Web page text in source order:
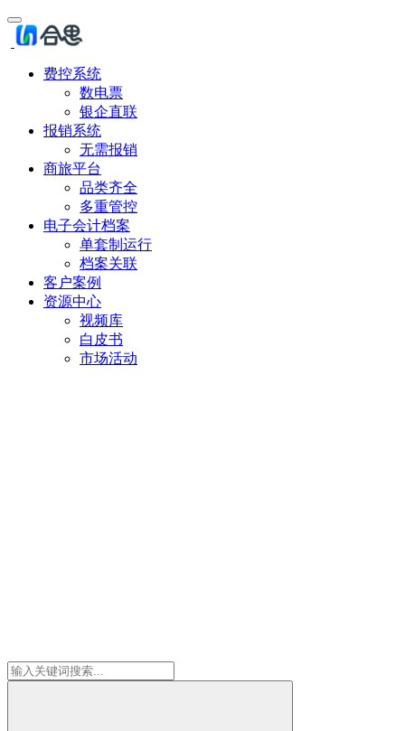
费控系统
数电票
银企直联
报销系统
无需报销
商旅平台
品类齐全
多重管控
电子会计档案
单套制运行
档案关联
客户案例
资源中心
视频库
白皮书
市场活动